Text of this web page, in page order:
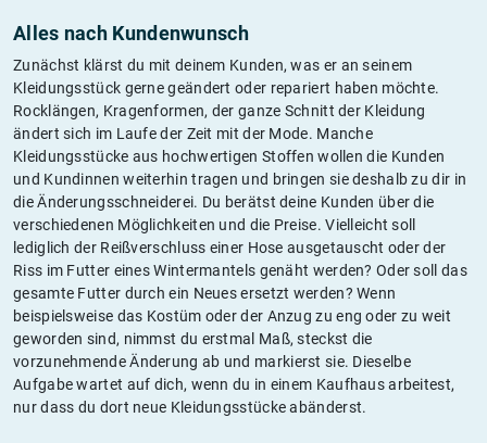
Alles nach Kundenwunsch
Zunächst klärst du mit deinem Kunden, was er an seinem
Kleidungsstück gerne geändert oder repariert haben möchte.
Rocklängen, Kragenformen, der ganze Schnitt der Kleidung
ändert sich im Laufe der Zeit mit der Mode. Manche
Kleidungsstücke aus hochwertigen Stoffen wollen die Kunden
und Kundinnen weiterhin tragen und bringen sie deshalb zu dir in
die Änderungsschneiderei. Du berätst deine Kunden über die
verschiedenen Möglichkeiten und die Preise. Vielleicht soll
lediglich der Reißverschluss einer Hose ausgetauscht oder der
Riss im Futter eines Wintermantels genäht werden? Oder soll das
gesamte Futter durch ein Neues ersetzt werden? Wenn
beispielsweise das Kostüm oder der Anzug zu eng oder zu weit
geworden sind, nimmst du erstmal Maß, steckst die
vorzunehmende Änderung ab und markierst sie. Dieselbe
Aufgabe wartet auf dich, wenn du in einem Kaufhaus arbeitest,
nur dass du dort neue Kleidungsstücke abänderst.